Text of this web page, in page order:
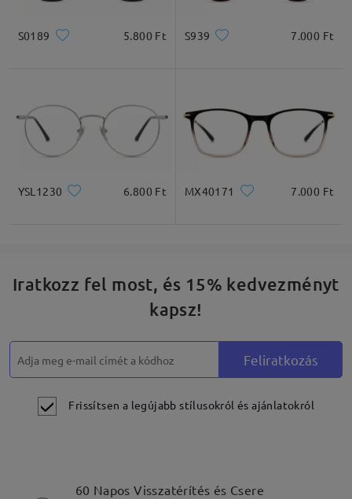
* Csak tájékoztató jellegű
S0189 5.800 Ft S939 7.000 Ft
YSL1230 6.800 Ft MX40171 7.000 Ft
Iratkozz fel most, és 15% kedvezményt
kapsz!
Feliratkozás
Frissítsen a legújabb stílusokról és ajánlatokról
60 Napos Visszatérítés és Csere